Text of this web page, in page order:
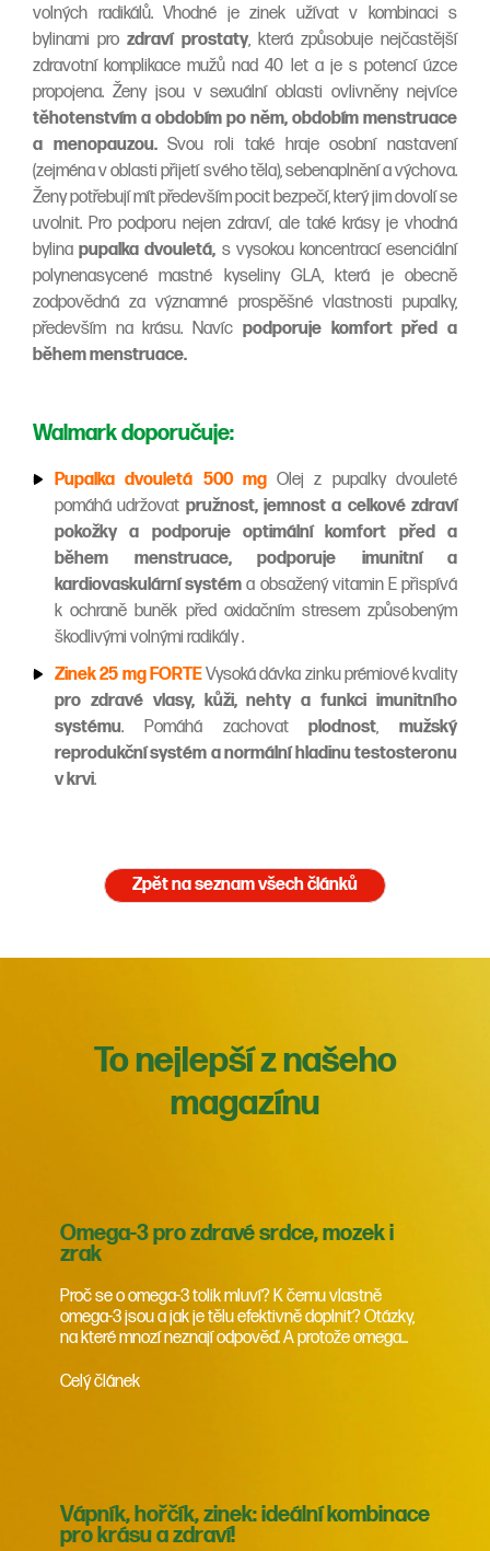
volných radikálů. Vhodné je zinek užívat v kombinaci s
bylinami prozdraví prostaty, která způsobuje nejčastější
zdravotní komplikace mužů nad 40 let a je s potencí úzce
propojena. Ženy jsou v sexuální oblasti ovlivněny nejvíce
těhotenstvím a obdobím po něm, obdobím menstruace
a menopauzou.Svou roli také hraje osobní nastavení
(zejména v oblasti přijetí svého těla), sebenaplnění a výchova.
Ženy potřebují mít především pocit bezpečí, který jim dovolí se
uvolnit. Pro podporu nejen zdraví, ale také krásy je vhodná
bylinapupalka dvouletá, s vysokou koncentrací esenciální
polynenasycené mastné kyseliny GLA, která je obecně
zodpovědná za významné prospěšné vlastnosti pupalky,
především na krásu. Navíc podporuje komfort před a
během menstruace.
Walmark doporučuje:
Pupalka dvouletá 500 mgOlej z pupalky dvouleté
pomáhá udržovat pružnost, jemnost a celkové zdraví
pokožky a podporuje optimální komfort před a
během menstruace, podporuje imunitní a
kardiovaskulární systéma obsažený vitamin E přispívá
k ochraně buněk před oxidačním stresem způsobeným
škodlivými volnými radikály .
Zinek 25 mg FORTEVysoká dávka zinku prémiové kvality
pro zdravé vlasy, kůži, nehty a funkci imunitního
systému. Pomáhá zachovatplodnost, mužský
reprodukční systém a normální hladinu testosteronu
v krvi.
Zpět na seznam všech článků
To nejlepší z našeho
magazínu
Omega-3 pro zdravé srdce, mozek i
zrak
Proč se o omega-3 tolik mluví? K čemu vlastně
omega-3 jsou a jak je tělu efektivně doplnit? Otázky,
na které mnozí neznají odpověď. A protože omega...
Celý článek
Vápník, hořčík, zinek: ideální kombinace
pro krásu a zdraví!